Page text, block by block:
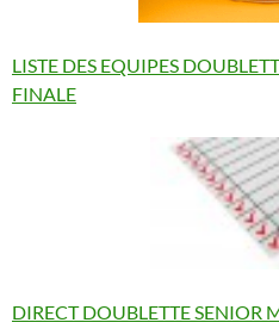
LISTE DES EQUIPES
FINALE
DIRECT DOUBLETTE SENIOR